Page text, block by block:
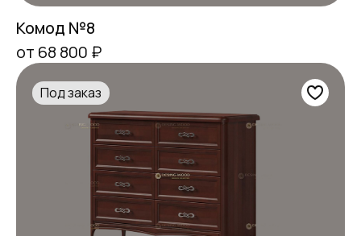
Комод №8
от 68 800 ₽
Под заказ